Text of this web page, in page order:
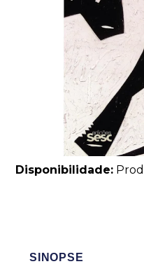
Disponibilidade:
SINOPSE